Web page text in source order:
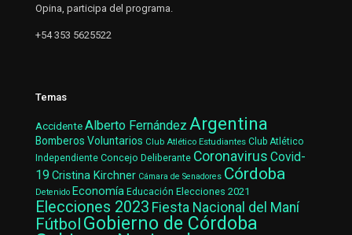
Opina, participa del programa.
+54 353 5625522
Temas
AccidenteAlberto Fernández Argentina
Bomberos Voluntarios Club Atlético Estudiantes Club Atlético
Independiente Concejo Deliberante Coronavirus Covid-
19 Cristina Kirchner Cámara de Senadores Córdoba
Detenido Economía Educación Elecciones 2021
Elecciones 2023 Fiesta Nacional del Maní
Fútbol Gobierno de Córdoba